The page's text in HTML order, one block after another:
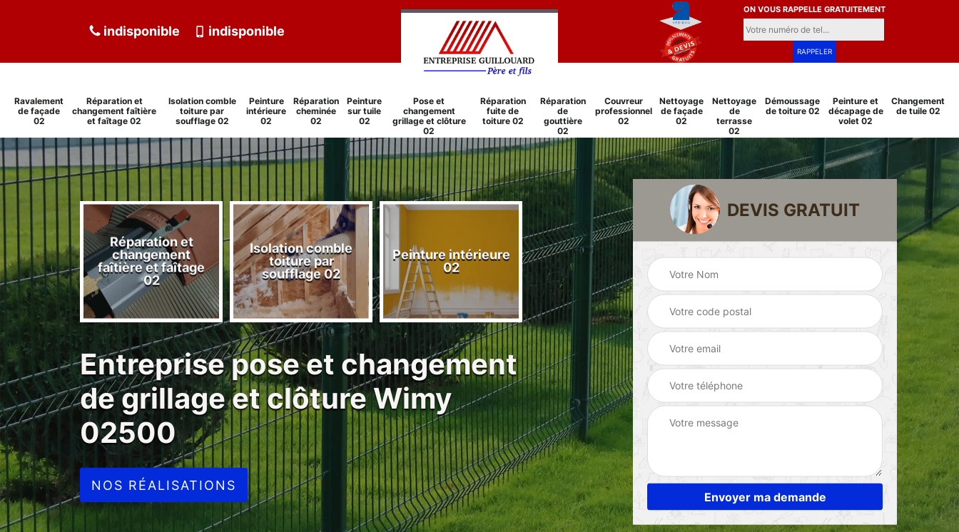
indisponible indisponible
ON VOUS RAPPELLE GRATUITEMENT
Ravalement
de façade
02
Réparation et
changement faîtière
et faîtage 02
Isolation comble
toiture par
soufflage 02
Peinture
intérieure
02
Réparation
cheminée
02
Peinture
sur tuile
02
Pose et
changement
grillage et clôture
02
Réparation
fuite de
toiture 02
Réparation
de
gouttière
02
Couvreur
professionnel
02
Nettoyage
de façade
02
Nettoyage
de
terrasse
02
Démoussage
de toiture 02
Peinture et
décapage de
volet 02
Changement
de tuile 02
de
02
Réparation et
changement
faîtière et faîtage
02
Isolation comble
toiture par
soufflage 02
Peinture intérieure
02
Réparation
cheminée 02
Peinture sur tuile
Pose et
changement
grillage et clôture
02
Entreprise pose et changement
de grillage et clôture Wimy
02500
NOS RÉALISATIONS
DEVIS GRATUIT